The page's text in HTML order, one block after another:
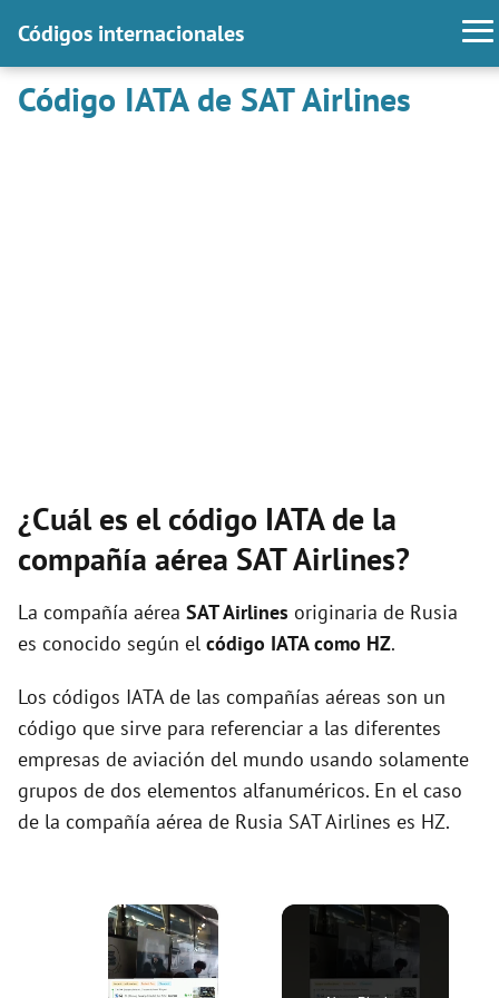
Códigos internacionales
Código IATA de SAT Airlines
¿Cuál es el código IATA de la
compañía aérea SAT Airlines?
La compañía aérea SAT Airlines originaria de Rusia
es conocido según el código IATA como HZ.
Los códigos IATA de las compañías aéreas son un
código que sirve para referenciar a las diferentes
empresas de aviación del mundo usando solamente
grupos de dos elementos alfanuméricos. En el caso
de la compañía aérea de Rusia SAT Airlines es HZ.
×